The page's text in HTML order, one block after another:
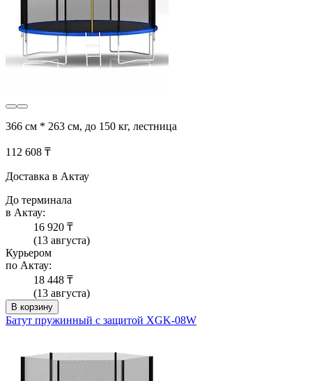
366 см * 263 см, до 150 кг, лестница
112 608 ₸
Доставка в Актау
До терминала
в Актау:
16 920 ₸
(13 августа)
Курьером
по Актау:
18 448 ₸
(13 августа)
В корзину
Батут пружинный с защитой XGK-08W